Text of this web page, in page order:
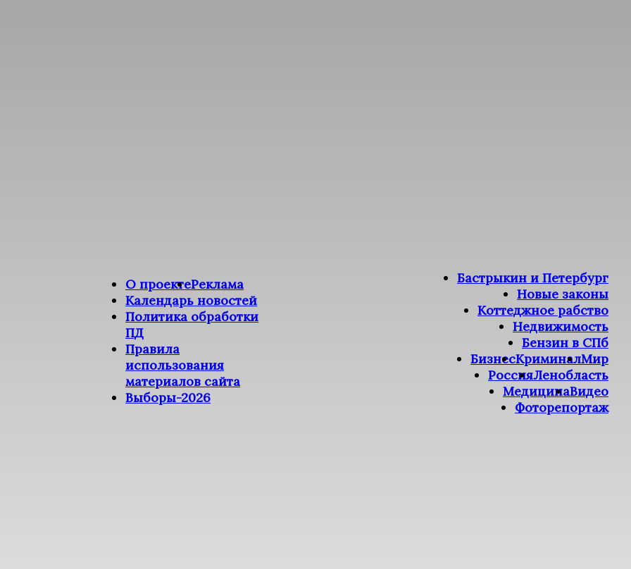
О проектеРеклама
Календарь новостей
Политика обработки
ПД
Правила
использования
материалов сайта
Выборы-2026
Бастрыкин и Петербург
Новые законы
Коттеджное рабство
Недвижимость
Бензин в СПб
БизнесКриминалМир
РоссияЛенобласть
МедицинаВидео
Фоторепортаж